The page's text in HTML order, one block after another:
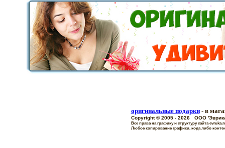
оригинальные подарки- в
Copyright © 2005 - 2026 OOO
Все права на графику и структуру сайта
Любое копирование графики, кода либо